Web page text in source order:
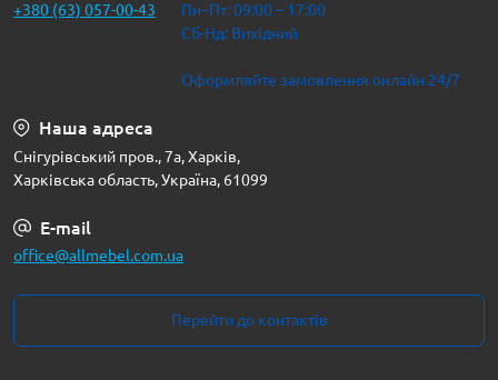
+380 (63) 057-00-43
Пн–Пт: 09:00 – 17:00
Сб-Нд: Вихідний
Оформляйте замовлення онлайн 24/7
Наша адреса
Снігурівський пров., 7а, Харків,
Харківська область, Україна, 61099
E-mail
office@allmebel.com.ua
Перейти до контактів